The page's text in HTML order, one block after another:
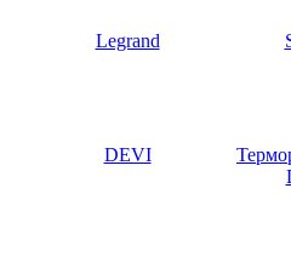
Legrand
DEVI